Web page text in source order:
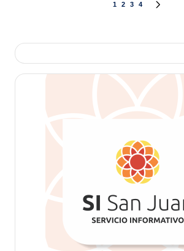
entradas
1 2 3 4